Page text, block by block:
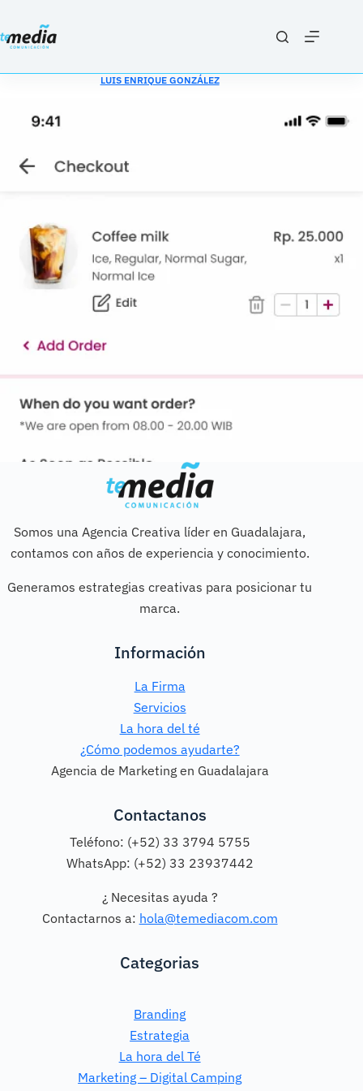
al
contenido
LUIS ENRIQUE GONZÁLEZ
Somos una Agencia Creativa líder en Guadalajara,
contamos con años de experiencia y conocimiento.
Generamos estrategias creativas para posicionar tu
marca.
Información
La Firma
Servicios
La hora del té
¿Cómo podemos ayudarte?
Agencia de Marketing en Guadalajara
Contactanos
Teléfono: (+52) 33 3794 5755
WhatsApp: (+52) 33 23937442
¿ Necesitas ayuda ?
Contactarnos a: hola@temediacom.com
Categorias
Branding
Estrategia
La hora del Té
Marketing – Digital Camping